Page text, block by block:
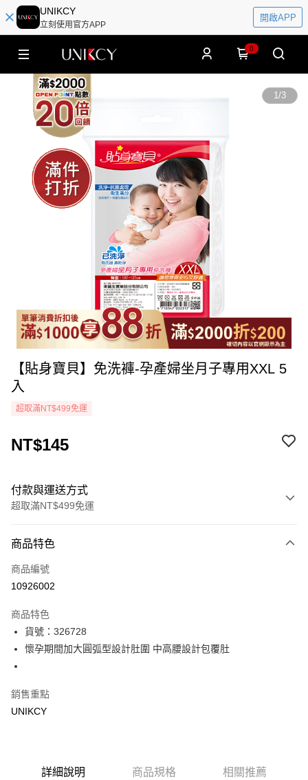
UNIKCY
立刻使用官方APP
開啟APP
0
1/3
【貼身寶貝】免洗褲-孕產婦坐月子專用XXL 5
入
超取滿NT$499免運
NT$145
付款與運送方式
超取滿NT$499免運
icash Pay
信用卡一次付款
LINE Pay
Apple Pay
商品特色
商品編號
10926002
商品特色
貨號：326728
懷孕期間加大圓弧型設計肚圍 中高腰設計包覆肚
銷售重點
UNIKCY
詳細說明 商品規格 相關推薦